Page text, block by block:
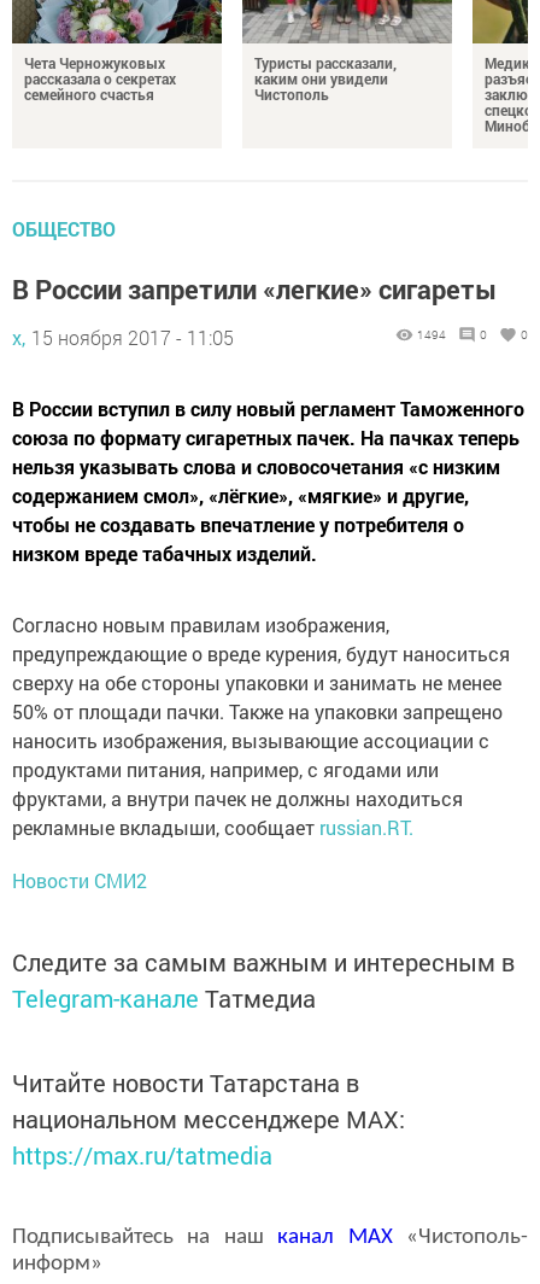
Чета Черножуковых
рассказала о секретах
семейного счастья
Туристы рассказали,
каким они увидели
Чистополь
ОБЩЕСТВО
В России запретили «легкие» сигареты
х, 15 ноября 2017 - 11:05 1494 0 0
В России вступил в силу новый регламент Таможенного
союза по формату сигаретных пачек. На пачках теперь
нельзя указывать слова и словосочетания «с низким
содержанием смол», «лёгкие», «мягкие» и другие,
чтобы не создавать впечатление у потребителя о
низком вреде табачных изделий.
Согласно новым правилам изображения,
предупреждающие о вреде курения, будут наноситься
сверху на обе стороны упаковки и занимать не менее
50% от площади пачки. Также на упаковки запрещено
наносить изображения, вызывающие ассоциации с
продуктами питания, например, с ягодами или
фруктами, а внутри пачек не должны находиться
рекламные вкладыши, сообщает russian.RT.
Новости СМИ2
Следите за самым важным и интересным в
Telegram-канале Татмедиа
Читайте новости Татарстана в
национальном мессенджере MАХ:
https://max.ru/tatmedia
Подписывайтесь на наш канал MAX«Чистополь-
информ»